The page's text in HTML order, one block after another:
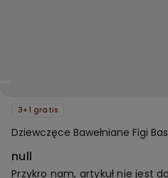
3+1 gratis
Dziewczęce Bawełniane Figi
null
Przykro nam, artykuł nie jest